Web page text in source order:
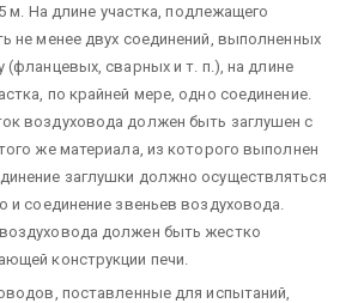
м. На длине участка, подлежащего
не менее двух соединений, выполненных
(фланцевых, сварных и т. п.), на длине
по крайней мере, одно соединение.
воздуховода должен быть заглушен с
же материала, из которого выполнен
заглушки должно осуществляться
и соединение звеньев воздуховода.
должен быть жестко
конструкции печи.
поставленные для испытаний,